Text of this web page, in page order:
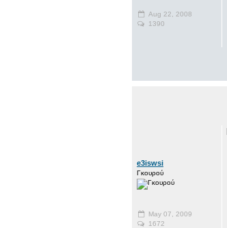
Aug 22, 2008
1390
e3iswsi
Γκουρού
May 07, 2009
1672